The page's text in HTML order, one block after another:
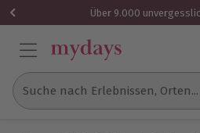
Über 9.000
Suche nach Erlebnissen, Orten...